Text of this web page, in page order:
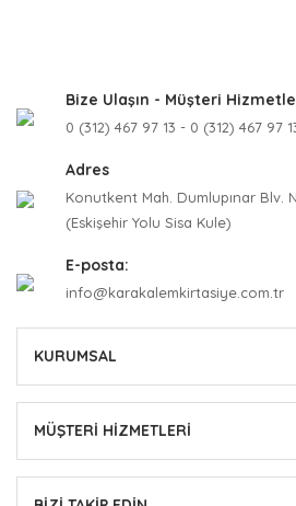
Bize Ulaşın - Müşteri
0 (312) 467 97 13 - 0 (312) 467 97
Adres
Konutkent Mah. Dumlupınar Blv.
(Eskişehir Yolu Sisa Kule)
E-posta:
info@karakalemkirtasiye.com.tr
KURUMSAL
MÜŞTERİ HİZMETLERİ